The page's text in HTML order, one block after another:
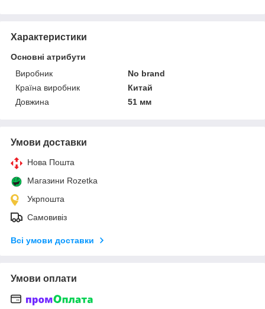
Характеристики
Основні атрибути
Виробник
No brand
Країна виробник
Китай
Довжина
51 мм
Умови доставки
Нова Пошта
Магазини Rozetka
Укрпошта
Самовивіз
Всі умови доставки
Умови оплати